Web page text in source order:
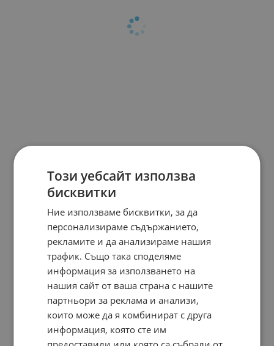
Този уебсайт използва
бисквитки
Ние използваме бисквитки, за да
персонализираме съдържанието,
рекламите и да анализираме нашия
трафик. Също така споделяме
информация за използването на
нашия сайт от ваша страна с нашите
партньори за реклама и анализи,
които може да я комбинират с друга
информация, която сте им